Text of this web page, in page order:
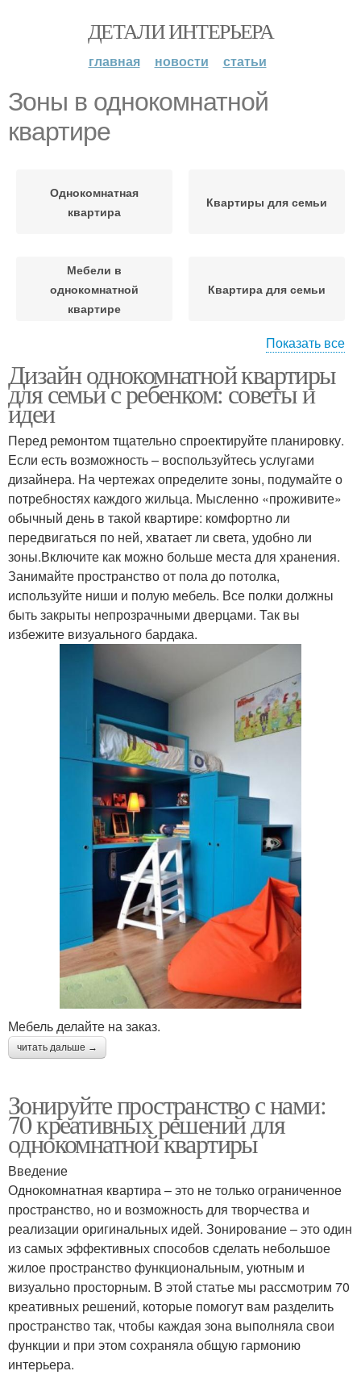
ДЕТАЛИ ИНТЕРЬЕРА
главная новости статьи
Зоны в однокомнатной
квартире
Однокомнатная
квартира
Квартиры для семьи
Мебели в
однокомнатной
квартире
Квартира для семьи
однокомнатной
квартиры
Квартиры с ребенком
Ребенка в
однокомнатной
квартире
Пространство в
однокомнатной
квартире
Гамма для детской
зоны
Квартира для взрослых
Функции в
однокомнатной
однокомнатной
квартиры
Функциональные зоны
Квартира без
капитального ремонта
Интерьер для
однокомнатной
квартиры
Основные зоны
Квартира без
строительных
изменений
Атмосфера в
однокомнатной
квартире
Квартира с помощью
Квартира в
Квартира в
классическом стиле
Квартира без стен
Квартира в уютный дом
Стен в однокомнатной
квартире
Показать все
Дизайн однокомнатной квартиры
для семьи с ребенком: советы и
идеи
Перед ремонтом тщательно спроектируйте планировку.
Если есть возможность – воспользуйтесь услугами
дизайнера. На чертежах определите зоны, подумайте о
потребностях каждого жильца. Мысленно «проживите»
обычный день в такой квартире: комфортно ли
передвигаться по ней, хватает ли света, удобно ли
зоны.Включите как можно больше места для хранения.
Занимайте пространство от пола до потолка,
используйте ниши и полую мебель. Все полки должны
быть закрыты непрозрачными дверцами. Так вы
избежите визуального бардака.
Мебель делайте на заказ.
читать дальше →
Зонируйте пространство с нами:
70 креативных решений для
однокомнатной квартиры
Введение
Однокомнатная квартира – это не только ограниченное
пространство, но и возможность для творчества и
реализации оригинальных идей. Зонирование – это один
из самых эффективных способов сделать небольшое
жилое пространство функциональным, уютным и
визуально просторным. В этой статье мы рассмотрим 70
креативных решений, которые помогут вам разделить
пространство так, чтобы каждая зона выполняла свои
функции и при этом сохраняла общую гармонию
интерьера.